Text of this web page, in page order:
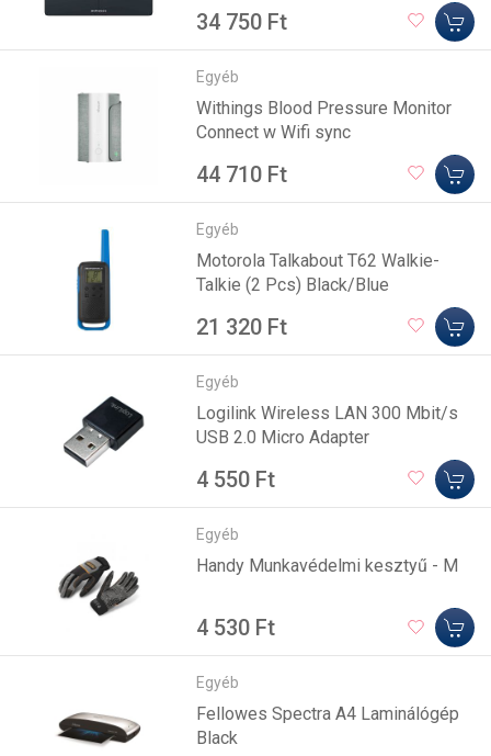
34 750 Ft
Egyéb
Withings Blood Pressure Monitor
Connect w Wifi sync
44 710 Ft
Egyéb
Motorola Talkabout T62 Walkie-
Talkie (2 Pcs) Black/Blue
21 320 Ft
Egyéb
Logilink Wireless LAN 300 Mbit/s
USB 2.0 Micro Adapter
4 550 Ft
Egyéb
Handy Munkavédelmi kesztyű - M
4 530 Ft
Egyéb
Fellowes Spectra A4 Laminálógép
Black